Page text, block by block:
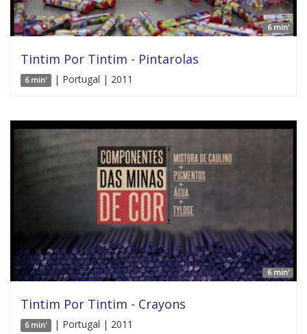
6 min'
Tintim Por Tintim - Pintarolas
6 min' | Portugal | 2011
6 min'
Tintim Por Tintim - Crayons
6 min' | Portugal | 2011